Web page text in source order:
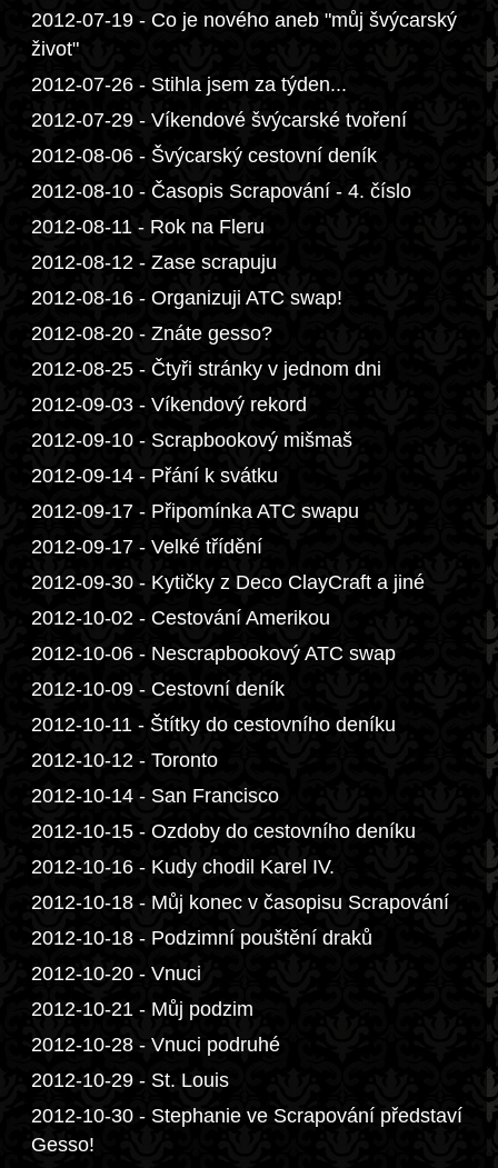
2012-07-19 - Co je nového aneb "můj švýcarský
život"
2012-07-26 - Stihla jsem za týden...
2012-07-29 - Víkendové švýcarské tvoření
2012-08-06 - Švýcarský cestovní deník
2012-08-10 - Časopis Scrapování - 4. číslo
2012-08-11 - Rok na Fleru
2012-08-12 - Zase scrapuju
2012-08-16 - Organizuji ATC swap!
2012-08-20 - Znáte gesso?
2012-08-25 - Čtyři stránky v jednom dni
2012-09-03 - Víkendový rekord
2012-09-10 - Scrapbookový mišmaš
2012-09-14 - Přání k svátku
2012-09-17 - Připomínka ATC swapu
2012-09-17 - Velké třídění
2012-09-30 - Kytičky z Deco ClayCraft a jiné
2012-10-02 - Cestování Amerikou
2012-10-06 - Nescrapbookový ATC swap
2012-10-09 - Cestovní deník
2012-10-11 - Štítky do cestovního deníku
2012-10-12 - Toronto
2012-10-14 - San Francisco
2012-10-15 - Ozdoby do cestovního deníku
2012-10-16 - Kudy chodil Karel IV.
2012-10-18 - Můj konec v časopisu Scrapování
2012-10-18 - Podzimní pouštění draků
2012-10-20 - Vnuci
2012-10-21 - Můj podzim
2012-10-28 - Vnuci podruhé
2012-10-29 - St. Louis
2012-10-30 - Stephanie ve Scrapování představí
Gesso!